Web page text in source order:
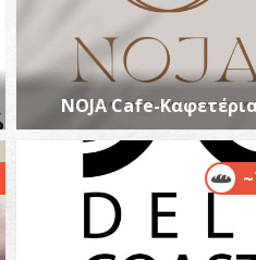
NOJA Cafe-